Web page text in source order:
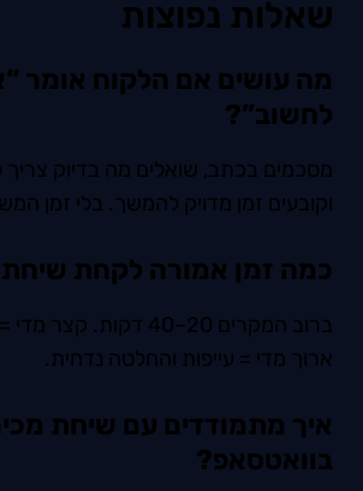
שאלות נפוצות
מה עושים אם הלקוח אומר
לחשוב”?
מסכמים בכתב, שואלים מה בדיוק
וקובעים זמן מדויק להמשך. בלי זמן
כמה זמן אמורה לקחת
ברוב המקרים 20–40
ארוך מדי = עייפות והחלטה נדחית.
איך מתמודדים עם שיחת
בוואטסאפ?